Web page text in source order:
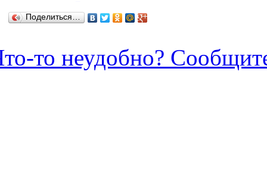
Поделиться…
то неудобно?